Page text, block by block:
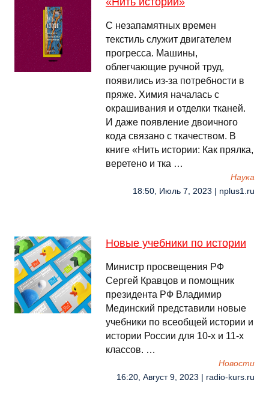
С незапамятных времен
текстиль служит двигателем
прогресса. Машины,
облегчающие ручной труд,
появились из-за потребности в
пряже. Химия началась с
окрашивания и отделки тканей.
И даже появление двоичного
кода связано с ткачеством. В
книге «Нить истории: Как прялка,
веретено и тка …
Наука
18:50, Июль 7, 2023 | nplus1.ru
Новые учебники по истории
Министр просвещения РФ
Сергей Кравцов и помощник
президента РФ Владимир
Мединский представили новые
учебники по всеобщей истории и
истории России для 10-х и 11-х
классов. …
Новости
16:20, Август 9, 2023 | radio-kurs.ru